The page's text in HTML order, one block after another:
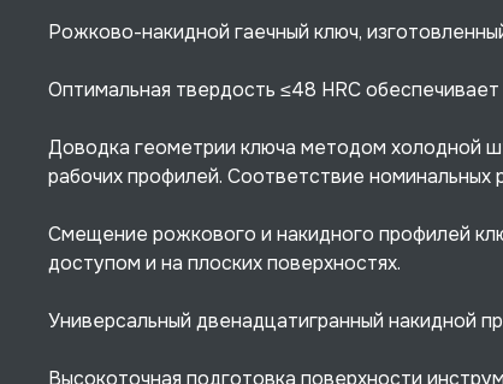
Рожково-накидной гаечный ключ,
Оптимальная твердость ≤48 HRC
Доводка геометрии ключа методом холодной
рабочих профилей. Соответствие
Смещение рожкового и накидного профилей
доступом и на плоских поверхностях.
Универсальный двенадцатигранный накидной
Высокоточная подготовка поверхности